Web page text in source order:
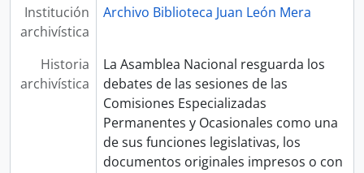
Institución
archivística
Archivo Biblioteca Juan León Mera
Historia
archivística
La Asamblea Nacional resguarda los
debates de las sesiones de las
Comisiones Especializadas
Permanentes y Ocasionales como una
de sus funciones legislativas, los
documentos originales impresos o con